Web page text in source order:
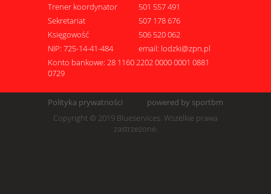
Trener koordynator
501 557 491
Sekretariat
507 178 676
Księgowość
506 520 062
NIP: 725-14-41-484
email: lodzki@zpn.pl
Konto bankowe: 28 1160 2202 0000 0001 0881
0729
Polityka prywatności
powered by sportbm
Copyright © 2019 Blueservices. Wszelkie prawa
zastrzeżone.